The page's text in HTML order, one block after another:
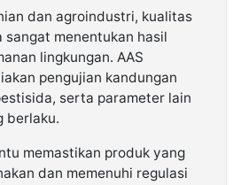
dan agroindustri, kualitas
sangat menentukan hasil
lingkungan. AAS
pengujian kandungan
serta parameter lain
berlaku.
memastikan produk yang
dan memenuhi regulasi